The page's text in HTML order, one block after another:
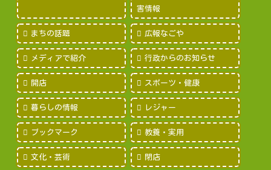
害情報
まちの話題 広報なごや
メディアで紹介 行政からのお知らせ
開店 スポーツ・健康
暮らしの情報 レジャー
ブックマーク 教養・実用
文化・芸術 閉店